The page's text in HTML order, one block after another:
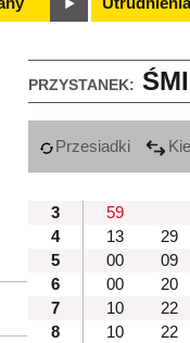
PRZYSTANEK:
Przesiadki
3
59
4
13 29
5
00 09
6
00 20
7
10 22
8
10 22